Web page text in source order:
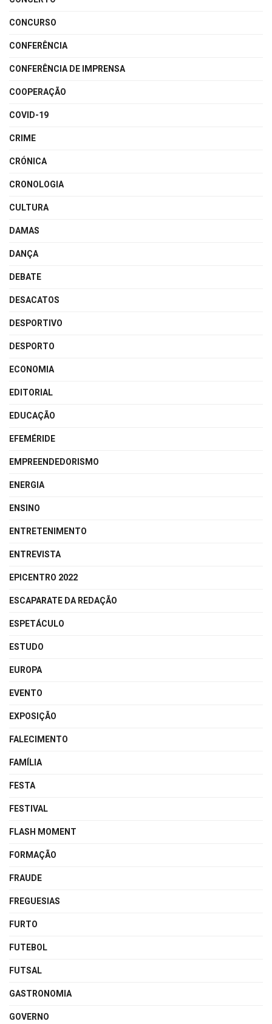
CONCURSO
CONFERÊNCIA
CONFERÊNCIA DE IMPRENSA
COOPERAÇÃO
COVID-19
CRIME
CRÓNICA
CRONOLOGIA
CULTURA
DAMAS
DANÇA
DEBATE
DESACATOS
DESPORTIVO
DESPORTO
ECONOMIA
EDITORIAL
EDUCAÇÃO
EFEMÉRIDE
EMPREENDEDORISMO
ENERGIA
ENSINO
ENTRETENIMENTO
ENTREVISTA
EPICENTRO 2022
ESCAPARATE DA REDAÇÃO
ESPETÁCULO
ESTUDO
EUROPA
EVENTO
EXPOSIÇÃO
FALECIMENTO
FAMÍLIA
FESTA
FESTIVAL
FLASH MOMENT
FORMAÇÃO
FRAUDE
FREGUESIAS
FURTO
FUTEBOL
FUTSAL
GASTRONOMIA
GOVERNO